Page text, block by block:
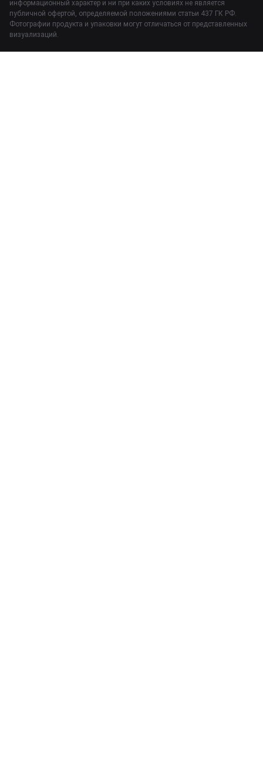
информационный характер и ни при каких условиях не является
публичной офертой, определяемой положениями статьи 437 ГК РФ.
Фотографии продукта и упаковки могут отличаться от представленных
визуализаций.